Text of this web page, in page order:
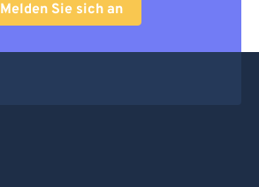
Melden Sie sich an